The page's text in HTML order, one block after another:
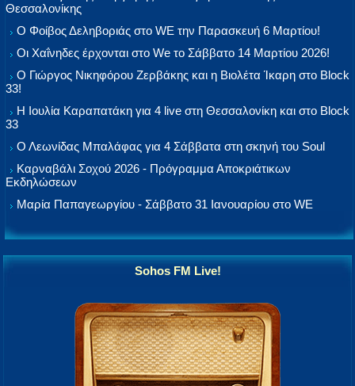
Θεσσαλονίκης
Ο Φοίβος Δεληβοριάς στο WE την Παρασκευή 6 Μαρτίου!
Οι Χαΐνηδες έρχονται στο We το Σάββατο 14 Μαρτίου 2026!
Ο Γιώργος Νικηφόρου Ζερβάκης και η Βιολέτα Ίκαρη στο Block
33!
Η Ιουλία Καραπατάκη για 4 live στη Θεσσαλονίκη και στο Block
33
Ο Λεωνίδας Μπαλάφας για 4 Σάββατα στη σκηνή του Soul
Καρναβάλι Σοχού 2026 - Πρόγραμμα Αποκριάτικων
Εκδηλώσεων
Μαρία Παπαγεωργίου - Σάββατο 31 Ιανουαρίου στο WE
Sohos FM Live!